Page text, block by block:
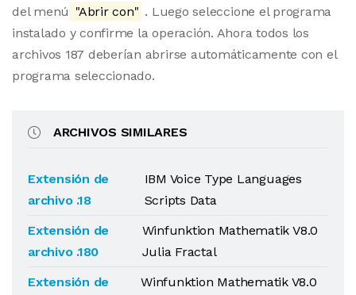
del menú "Abrir con" . Luego seleccione el programa
instalado y confirme la operación. Ahora todos los
archivos 187 deberían abrirse automáticamente con el
programa seleccionado.
ARCHIVOS SIMILARES
Extensión de
archivo .18
IBM Voice Type Languages
Scripts Data
Extensión de
archivo .180
Winfunktion Mathematik V8.0
Julia Fractal
Extensión de
Winfunktion Mathematik V8.0